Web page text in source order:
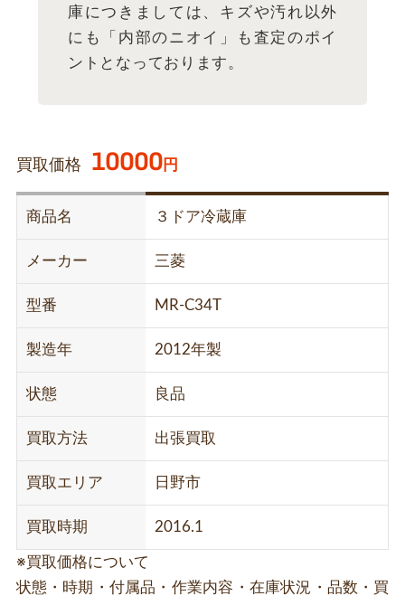
庫につきましては、キズや汚れ以外
にも「内部のニオイ」も査定のポイ
ントとなっております。
買取価格 10000円
商品名 ３ドア冷蔵庫
メーカー 三菱
型番 MR-C34T
製造年 2012年製
状態 良品
買取方法 出張買取
買取エリア 日野市
買取時期 2016.1
※買取価格について
状態・時期・付属品・作業内容・在庫状況・品数・買